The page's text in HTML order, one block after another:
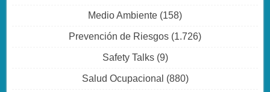
Medio Ambiente (158)
Prevención de Riesgos (1.726)
Safety Talks(9)
Salud Ocupacional (880)